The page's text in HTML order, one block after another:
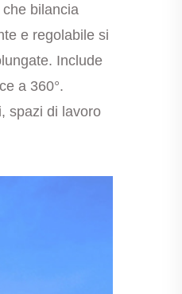
bilancia
e regolabile si
Include
a 360°.
spazi di lavoro